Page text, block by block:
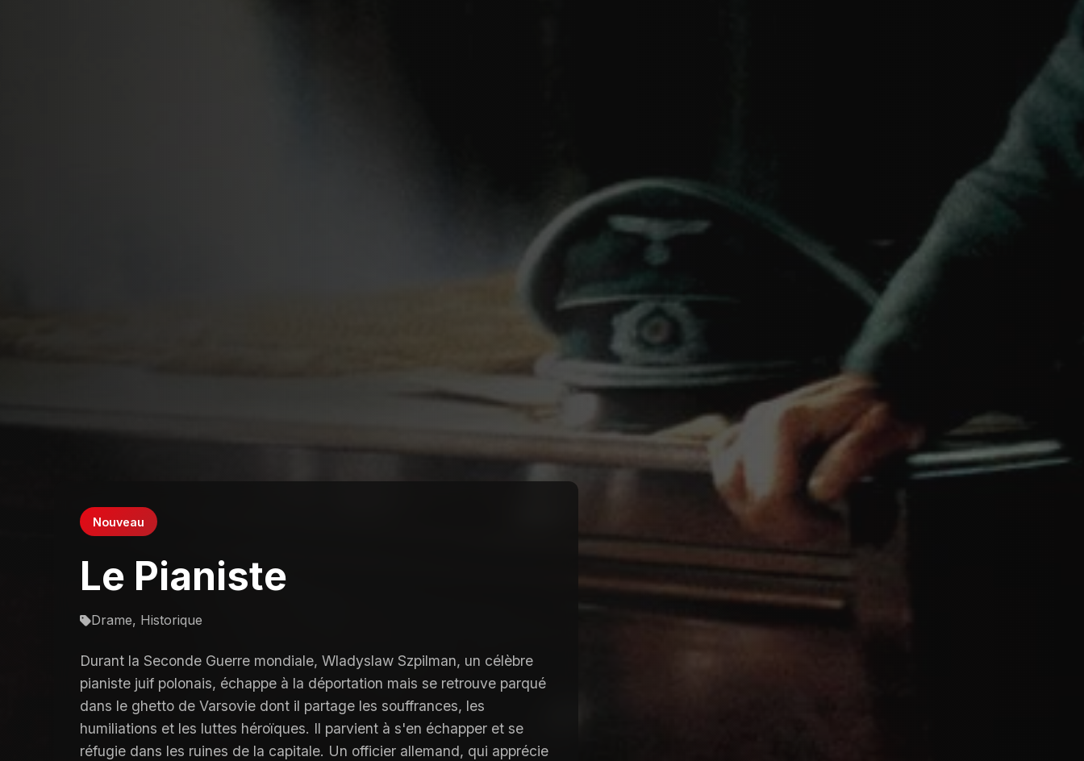
Nouveau
Le Pianiste
Drame, Historique
Durant la Seconde Guerre mondiale, Wladyslaw Szpilman, un célèbre
pianiste juif polonais, échappe à la déportation mais se retrouve parqué
dans le ghetto de Varsovie dont il partage les souffrances, les
humiliations et les luttes héroïques. Il parvient à s'en échapper et se
réfugie dans les ruines de la capitale. Un officier allemand, qui apprécie